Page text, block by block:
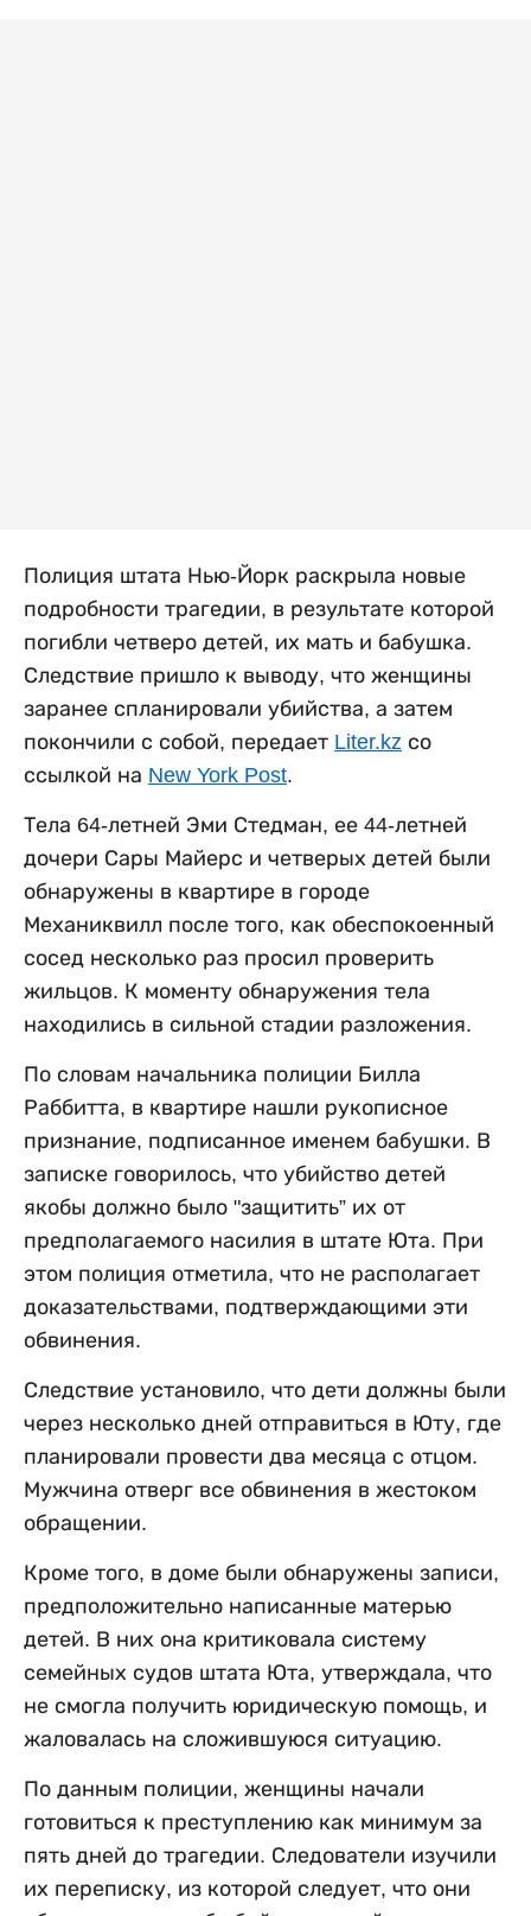
Полиция штата Нью-Йорк раскрыла новые
подробности трагедии, в результате которой
погибли четверо детей, их мать и бабушка.
Следствие пришло к выводу, что женщины
заранее спланировали убийства, а затем
покончили с собой, передает Liter.kz со
ссылкой на New York Post.
Тела 64-летней Эми Стедман, ее 44-летней
дочери Сары Майерс и четверых детей были
обнаружены в квартире в городе
Механиквилл после того, как обеспокоенный
сосед несколько раз просил проверить
жильцов. К моменту обнаружения тела
находились в сильной стадии разложения.
По словам начальника полиции Билла
Раббитта, в квартире нашли рукописное
признание, подписанное именем бабушки. В
записке говорилось, что убийство детей
якобы должно было "защитить” их от
предполагаемого насилия в штате Юта. При
этом полиция отметила, что не располагает
доказательствами, подтверждающими эти
обвинения.
Следствие установило, что дети должны были
через несколько дней отправиться в Юту, где
планировали провести два месяца с отцом.
Мужчина отверг все обвинения в жестоком
обращении.
Кроме того, в доме были обнаружены записи,
предположительно написанные матерью
детей. В них она критиковала систему
семейных судов штата Юта, утверждала, что
не смогла получить юридическую помощь, и
жаловалась на сложившуюся ситуацию.
По данным полиции, женщины начали
готовиться к преступлению как минимум за
пять дней до трагедии. Следователи изучили
их переписку, из которой следует, что они